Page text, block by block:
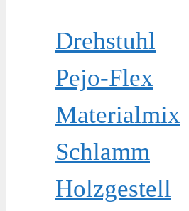
Drehstuhl
Pejo-Flex
Materialmix
Schlamm
Holzgestell